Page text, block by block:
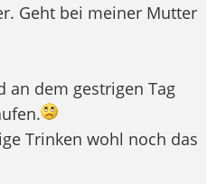
Geht bei meiner Mutter
an dem gestrigen Tag
Trinken wohl noch das